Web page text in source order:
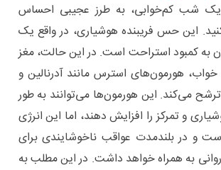
شب کم‌خوابی، به طرز عجیبی احساس
این حس فریبنده هوشیاری، در واقع یک
به کمبود استراحت است. در این حالت، مغز
خواب، هورمون‌های استرس مانند آدرنالین و
می‌کند. این هورمون‌ها می‌توانند به طور
و تمرکز را افزایش دهند، اما این انرژی
و در بلندمدت عواقب ناخوشایندی برای
به همراه خواهد داشت. در این مطلب به